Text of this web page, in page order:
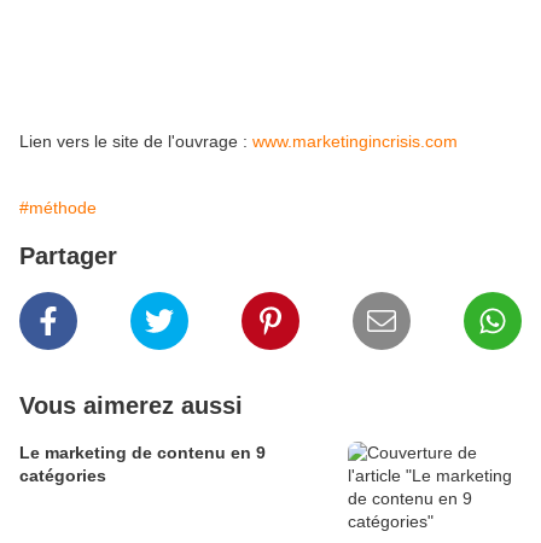
Lien vers le site de l'ouvrage : www.marketingincrisis.com
#méthode
Partager
Vous aimerez aussi
Le marketing de contenu en 9
catégories